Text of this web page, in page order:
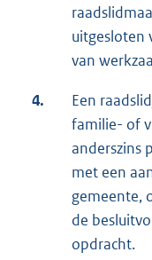
uitgesloten
van
4.
Een
familie- of
anderszins
met een
gemeente,
de
opdracht.